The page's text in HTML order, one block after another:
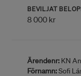
BEVILJAT
8 000 kr
Ärendenr: KN
Förnamn:Sofi